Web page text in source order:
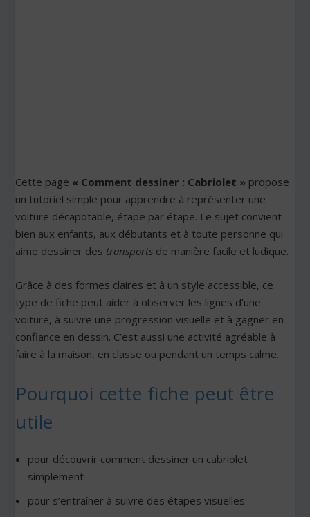
Cette page « Comment dessiner : Cabriolet » propose
un tutoriel simple pour apprendre à représenter une
voiture décapotable, étape par étape. Le sujet convient
bien aux enfants, aux débutants et à toute personne qui
aime dessiner des transports de manière facile et ludique.
Grâce à des formes claires et à un style accessible, ce
type de fiche peut aider à observer les lignes d’une
voiture, à suivre une progression visuelle et à gagner en
confiance en dessin. C’est aussi une activité agréable à
faire à la maison, en classe ou pendant un temps calme.
Pourquoi cette fiche peut être
utile
pour découvrir comment dessiner un cabriolet
simplement
pour s’entraîner à suivre des étapes visuelles